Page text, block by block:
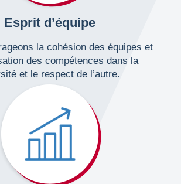
Esprit d’équipe
la cohésion des équipes et
des compétences dans la
et le respect de l’autre.